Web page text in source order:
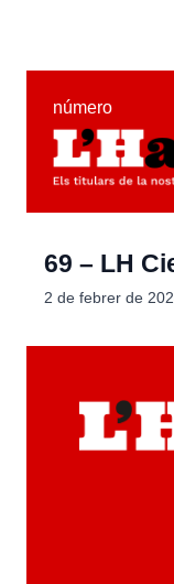
número
69 – LH
2 de febrer de